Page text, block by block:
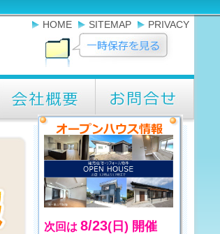
HOME SITEMAP PRIVACY
次回は 8/23(日) 開催